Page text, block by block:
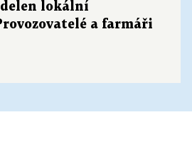
lokální
a farmáři